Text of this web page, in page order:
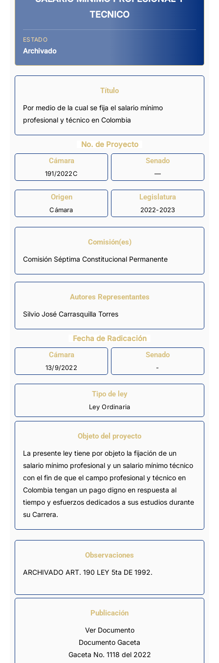
TECNICO
ESTADO
Archivado
Título
Por medio de la cual se fija el salario mínimo
profesional y técnico en Colombia
No. de Proyecto
Cámara
191/2022C
Senado
—
Origen
Cámara
Legislatura
2022-2023
Comisión(es)
Comisión Séptima Constitucional Permanente
Autores Representantes
Silvio José Carrasquilla Torres
Fecha de Radicación
Cámara
13/9/2022
Senado
-
Tipo de ley
Ley Ordinaria
Objeto del proyecto
La presente ley tiene por objeto la fijación de un
salario mínimo profesional y un salario mínimo técnico
con el fin de que el campo profesional y técnico en
Colombia tengan un pago digno en respuesta al
tiempo y esfuerzos dedicados a sus estudios durante
su Carrera.
Observaciones
ARCHIVADO ART. 190 LEY 5ta DE 1992.
Publicación
Ver Documento
Documento Gaceta
Gaceta No. 1118 del 2022